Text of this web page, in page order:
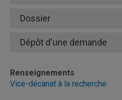
Dossier
Dépôt d'une demande
Renseignements
Vice-décanat à la recherche